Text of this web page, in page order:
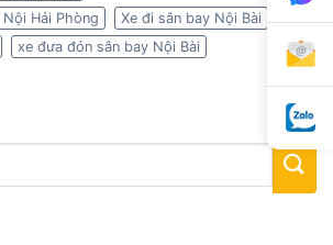
Hải Phòng
Xe đi sân bay Nội Bài
xe đưa đón sân bay Nội Bài